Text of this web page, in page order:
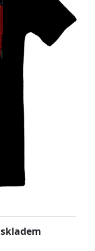
skladem